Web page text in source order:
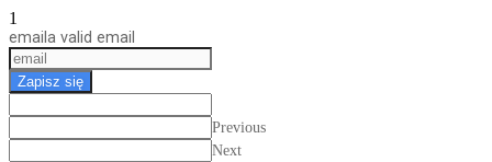
1
email a valid email
Zapisz się
Previous
Next